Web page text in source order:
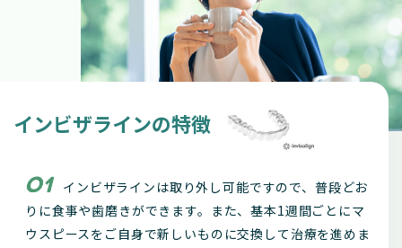
インビザラインの特徴
インビザラインは取り外し可能ですので、普段どお
りに食事や歯磨きができます。また、基本1週間ごとにマ
ウスピースをご自身で新しいものに交換して治療を進めま